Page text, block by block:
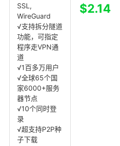
SSL,
WireGuard
√支持拆分隧道
功能，可指定
程序走VPN通
道
√1百多万用户
√全球65个国
家6000+服务
器节点
√10个同时登
录
√超支持P2P种
子下载
$2.14